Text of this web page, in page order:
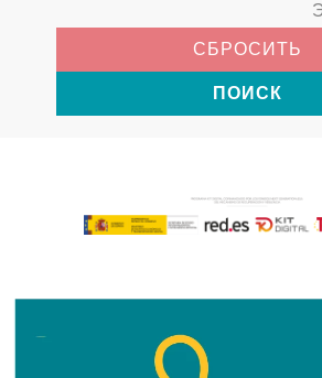
СБРОСИТЬ
ПОИСК